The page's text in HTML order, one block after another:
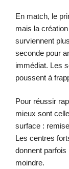
En match, le
mais la
surviennent
seconde pour
immédiat. Les
poussent à
Pour réussir
mieux sont
surface :
Les centres
donnent
moindre.